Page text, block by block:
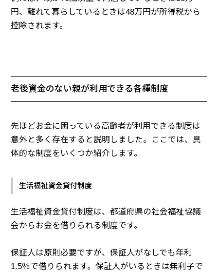
円、離れて暮らしているときは48万円が所得税から
控除されます。
老後資金のない親が利用できる各種制度
先ほどお金に困っている高齢者が利用できる制度は
意外と多く存在すると説明しました。ここでは、具
体的な制度をいくつか紹介します。
生活福祉資金貸付制度
生活福祉資金貸付制度は、都道府県の社会福祉協議
会からお金を借りられる制度です。
保証人は原則必要ですが、保証人がなしでも年利
1.5％で借りられます。保証人がいるときは無利子で